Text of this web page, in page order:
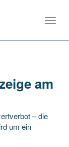
am
– die
um ein